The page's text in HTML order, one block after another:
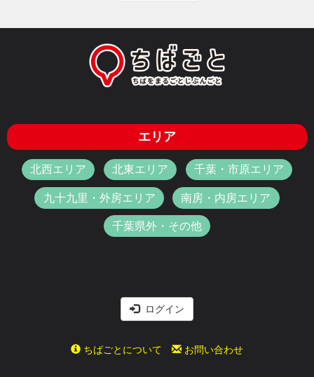
エリア
北西エリア 北東エリア 千葉・市原エリア
九十九里・外房エリア 南房・内房エリア
千葉県外・その他
ログイン
ちばごとについて お問い合わせ